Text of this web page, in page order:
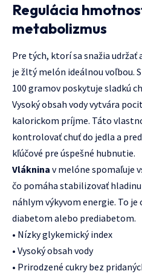
Regulácia
metabolizmus
Pre tých, ktorí sa snažia
je žltý melón ideálnou voľbou.
100 gramov poskytuje sladkú
Vysoký obsah vody vytvára
kalorickom príjme. Táto
kontrolovať chuť do jedla a
kľúčové pre úspešné hubnutie.
Vláknina v melóne spomaľuje
čo pomáha stabilizovať
náhlym výkyvom energie. To
diabetom alebo prediabetom.
• Nízky glykemický index
• Vysoký obsah vody
• Prirodzené cukry bez